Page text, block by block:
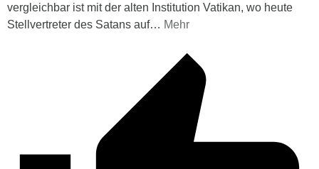
vergleichbar ist mit der alten Institution Vatikan, wo heute
Stellvertreter des Satans auf… Mehr